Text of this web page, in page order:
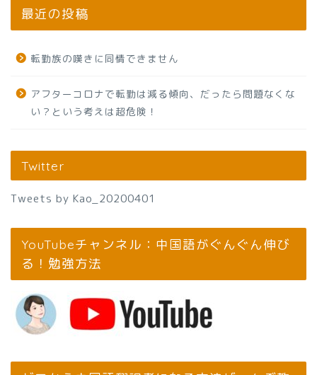
最近の投稿
転勤族の嘆きに同情できません
アフターコロナで転勤は減る傾向、だったら問題なくな
い？という考えは超危険！
Twitter
Tweets by Kao_20200401
YouTubeチャンネル：中国語がぐんぐん伸び
る！勉強方法